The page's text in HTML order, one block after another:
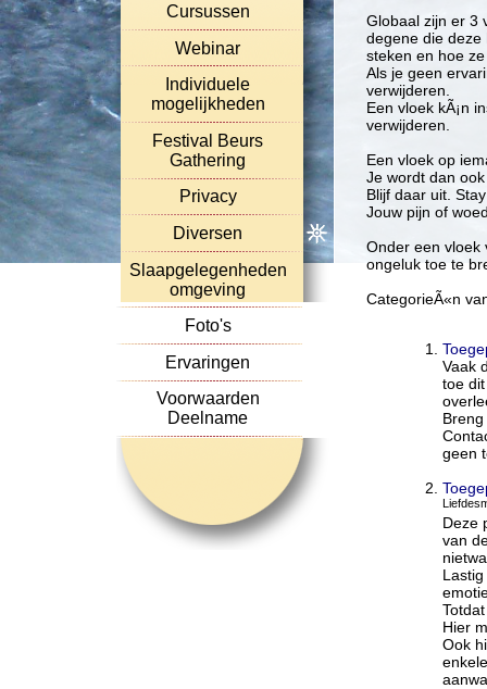
Cursussen
Webinar
Individuele
mogelijkheden
Festival Beurs
Gathering
Privacy
Diversen
Slaapgelegenheden
omgeving
Foto's
Ervaringen
Voorwaarden
Deelname
Globaal zijn er 3
degene die deze
steken en hoe
Als je geen
verwijderen.
Een vloek kÃ¡n
verwijderen.
Een vloek op
Je wordt dan
Blijf daar uit.
Jouw pijn of
Onder een vloek
ongeluk toe te
CategorieÃ«n
Vaak
toe
geen
Deze
van
Hier
Ook